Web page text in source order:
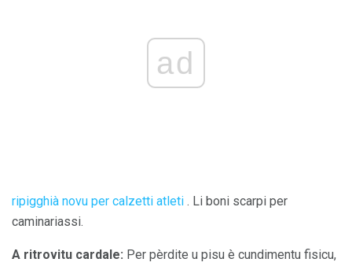
ad
ripigghià novu per calzetti atleti . Li boni scarpi per
caminariassi.
A ritrovitu cardale: Per pèrdite u pisu è cundimentu fisicu,